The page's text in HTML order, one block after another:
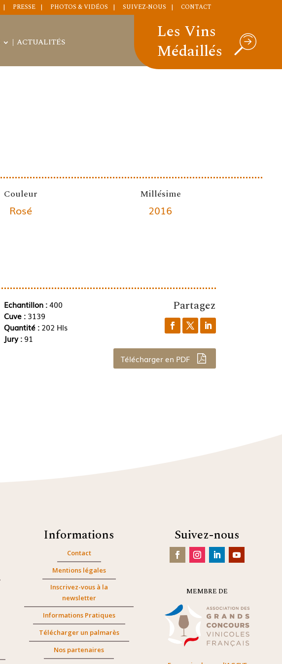
PRESSE PHOTOS & VIDÉOS SUIVEZ-NOUS CONTACT
ACTUALITÉS
Les Vins
Médaillés
Couleur
Rosé
Millésime
2016
Echantillon :400
Cuve : 3139
Quantité : 202 Hls
Jury : 91
Partagez
Télécharger en PDF
Informations
Contact
Mentions légales
Inscrivez-vous à la
newsletter
Informations Pratiques
Télécharger un palmarès
Nos partenaires
Suivez-nous
MEMBRE DE